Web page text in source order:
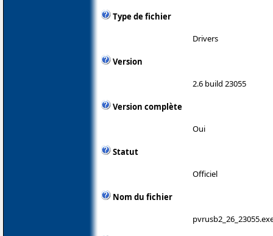
Type de fichier
Drivers
Version
2.6 build 23055
Version complète
Oui
Statut
Officiel
Nom du fichier